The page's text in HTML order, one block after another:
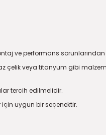
ve performans sorunlarından
çelik veya titanyum gibi
tercih edilmelidir.
için uygun bir seçenektir.